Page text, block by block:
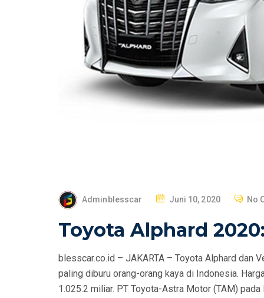
Adminblesscar
S
E
D
O
Juni 10, 2020 No
Toyota Alphard
blesscar.co.id – JAKARTA – Toyota Alphard dan
paling diburu orang-orang kaya di Indonesia.
1.025.2 miliar. PT Toyota-Astra Motor (TAM) pada